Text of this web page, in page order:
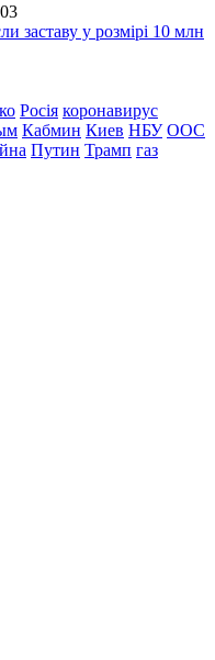
заставу у розмірі 10 млн
Росія коронавирус
Кабмин Киев НБУ ООС
Путин Трамп газ